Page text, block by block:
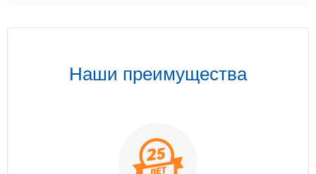
Наши преимущества